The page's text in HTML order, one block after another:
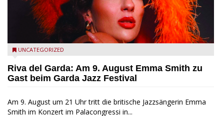
Riva del Garda - Emma Smith zu Gast beim Garda Jazz
UNCATEGORIZED
Riva del Garda: Am 9. August Emma Smith zu
Gast beim Garda Jazz Festival
Am 9. August um 21 Uhr tritt die britische Jazzsängerin Emma
Smith im Konzert im Palacongressi in...